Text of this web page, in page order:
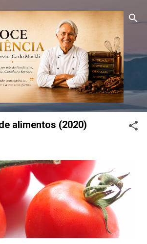
para o conteúdo principal
alimentos (2020)